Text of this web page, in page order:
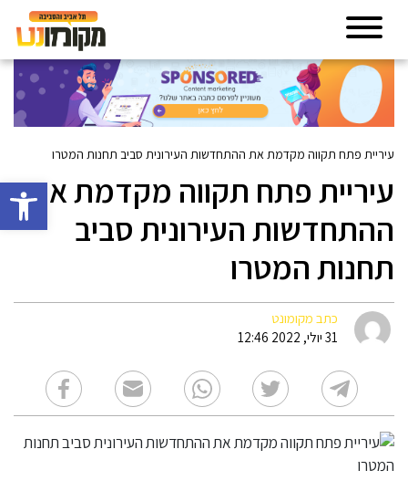
פתח
עיריית פתח תקווה מקדמת את ההתחדשות העירונית סביב תחנות המטרו
עיריית פתח תקווה מקדמת את
ההתחדשות העירונית סביב
תחנות המטרו
כתב מקומונט
31 יולי, 2022 12:46